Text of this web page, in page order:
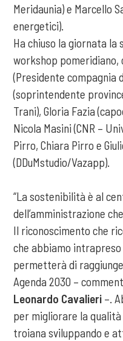
Meridaunia) e Marcello
energetici).
Ha chiuso la giornata la
workshop pomeridiano,
(Presidente compagnia
(soprintendente
Trani), Gloria Fazia
Nicola Masini (CNR –
Pirro, Chiara Pirro e
(DDuMstudio/Vazapp).
“La sostenibilità è al
dell’amministrazione
Il riconoscimento che
che abbiamo
permetterà di
Agenda 2030 –
Leonardo Cavalieri –.
per migliorare la
troiana sviluppando e